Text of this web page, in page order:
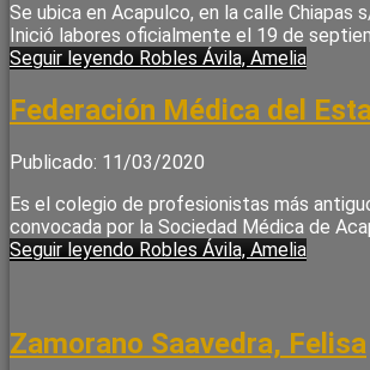
Se ubica en Acapulco, en la calle
Inició labores oficialmente el 19 de
Seguir leyendo Robles Ávila, Amelia
Federación Médica del
Publicado: 11/03/2020
Es el colegio de profesionistas más
convocada por la Sociedad Médica de
Seguir leyendo Robles Ávila, Amelia
Zamorano Saavedra, Felisa